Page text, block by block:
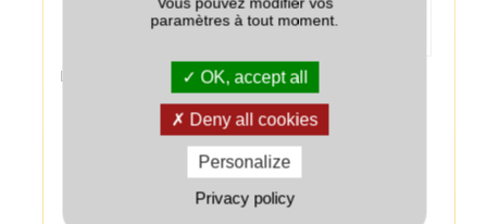
Colza associé au couvert ++
au colza :
fourniture d'azote
Légende :
Très bien adapté
Bien adapté
Adapté
paramètres à tout moment.
OK, accept all
Deny all cookies
Personalize
Privacy policy